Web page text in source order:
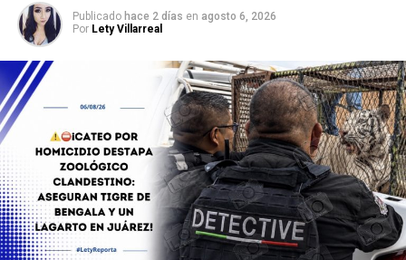
Publicado hace 2 días en agosto 6, 2026
Por Lety Villarreal